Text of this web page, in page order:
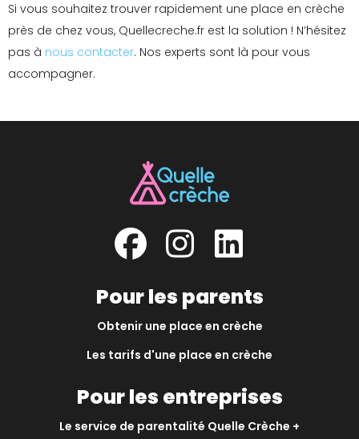
Si vous souhaitez trouver rapidement une place en crèche
près de chez vous, Quellecreche.fr est la solution ! N’hésitez
pas à nous contacter. Nos experts sont là pour vous
accompagner.
Pour les parents
Obtenir une place en crèche
Les tarifs d'une place en crèche
Pour les entreprises
Le service de parentalité Quelle Crèche +